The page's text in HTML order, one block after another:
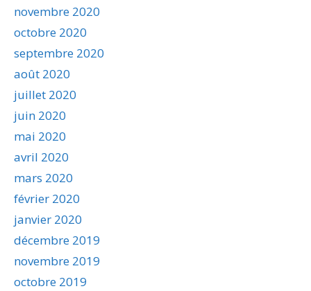
novembre 2020
octobre 2020
septembre 2020
août 2020
juillet 2020
juin 2020
mai 2020
avril 2020
mars 2020
février 2020
janvier 2020
décembre 2019
novembre 2019
octobre 2019